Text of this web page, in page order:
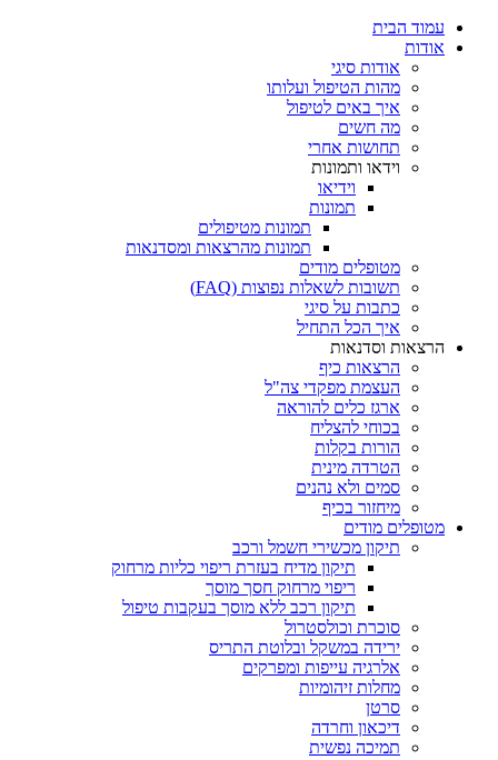
עמוד הבית
אודות
אודות סיגי
מהות הטיפול ועלותו
איך באים לטיפול
מה חשים
תחושות אחרי
וידאו ותמונות
וידיאו
תמונות
תמונות מטיפולים
תמונות מהרצאות ומסדנאות
מטופלים מודים
תשובות לשאלות נפוצות (FAQ)
כתבות על סיגי
איך הכל התחיל
הרצאות וסדנאות
הרצאות כיף
העצמת מפקדי צה"ל
ארגז כלים להוראה
בכוחי להצליח
הורות בקלות
הטרדה מינית
סמים ולא נהנים
מיחזור בכיף
מטופלים מודים
תיקון מכשירי חשמל ורכב
תיקון מדיח בעזרת ריפוי כליות מרחוק
ריפוי מרחוק חסך מוסך
תיקון רכב ללא מוסך בעקבות טיפול
סוכרת וכולסטרול
ירידה במשקל ובלוטת התריס
אלרגיה עייפות ומפרקים
מחלות זיהומיות
סרטן
דיכאון וחרדה
תמיכה נפשית